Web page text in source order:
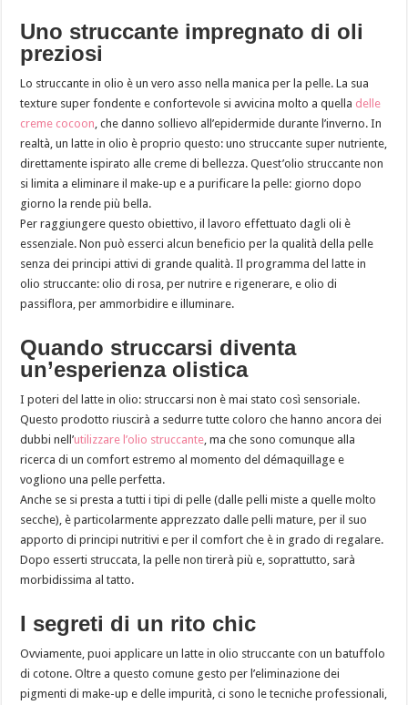
Uno struccante impregnato di oli
preziosi
Lo struccante in olio è un vero asso nella manica per la pelle. La sua
texture super fondente e confortevole si avvicina molto a quella delle
creme cocoon , che danno sollievo all’epidermide durante l’inverno. In
realtà, un latte in olio è proprio questo: uno struccante super nutriente,
direttamente ispirato alle creme di bellezza. Quest’olio struccante non
si limita a eliminare il make-up e a purificare la pelle: giorno dopo
giorno la rende più bella.
Per raggiungere questo obiettivo, il lavoro effettuato dagli oli è
essenziale. Non può esserci alcun beneficio per la qualità della pelle
senza dei principi attivi di grande qualità. Il programma del latte in
olio struccante: olio di rosa, per nutrire e rigenerare, e olio di
passiflora, per ammorbidire e illuminare.
Quando struccarsi diventa
un’esperienza olistica
I poteri del latte in olio: struccarsi non è mai stato così sensoriale.
Questo prodotto riuscirà a sedurre tutte coloro che hanno ancora dei
dubbi nell’utilizzare l’olio struccante , ma che sono comunque alla
ricerca di un comfort estremo al momento del démaquillage e
vogliono una pelle perfetta.
Anche se si presta a tutti i tipi di pelle (dalle pelli miste a quelle molto
secche), è particolarmente apprezzato dalle pelli mature, per il suo
apporto di principi nutritivi e per il comfort che è in grado di regalare.
Dopo esserti struccata, la pelle non tirerà più e, soprattutto, sarà
morbidissima al tatto.
I segreti di un rito chic
Ovviamente, puoi applicare un latte in olio struccante con un batuffolo
di cotone. Oltre a questo comune gesto per l’eliminazione dei
pigmenti di make-up e delle impurità, ci sono le tecniche professionali,